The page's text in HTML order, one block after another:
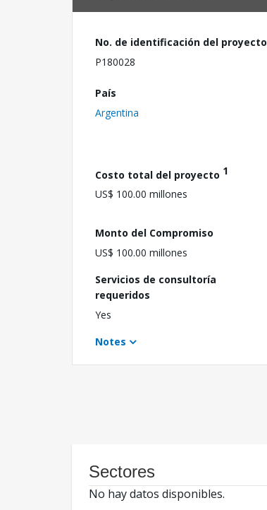
No. de identificación del proyecto
P180028
País
Argentina
Costo total del proyecto 1
US$ 100.00 millones
Monto del Compromiso
US$ 100.00 millones
Servicios de consultoría
requeridos
Yes
Notes
Sectores
No hay datos disponibles.